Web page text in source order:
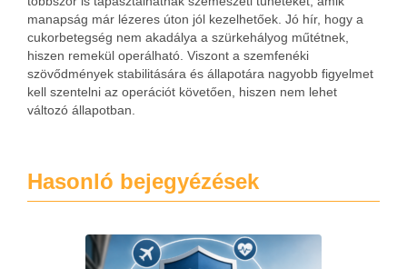
manapság már lézeres úton jól kezelhetőek. Jó hír, hogy a
cukorbetegség nem akadálya a szürkehályog műtétnek,
hiszen remekül operálható. Viszont a szemfenéki
szövődmények stabilitására és állapotára nagyobb figyelmet
kell szentelni az operációt követően, hiszen nem lehet
változó állapotban.
Hasonló bejegyézések